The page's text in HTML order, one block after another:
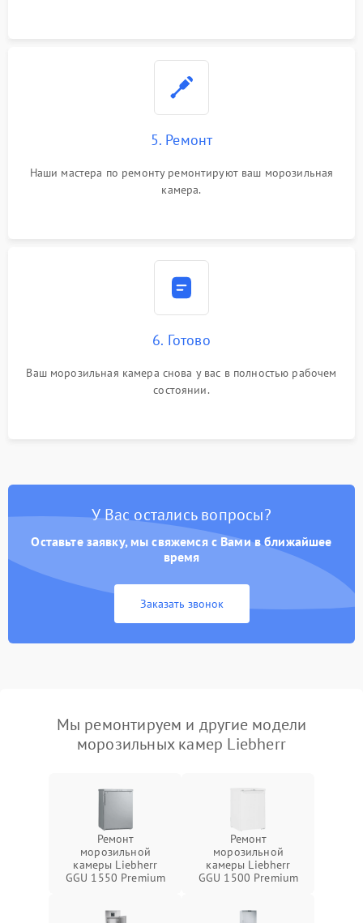
5. Ремонт
Наши мастера по ремонту ремонтируют ваш морозильная
камера.
6. Готово
Ваш морозильная камера снова у вас в полностью рабочем
состоянии.
У Вас остались вопросы?
Оставьте заявку, мы свяжемся с Вами в ближайшее
время
Заказать звонок
Мы ремонтируем и другие модели
морозильных камер Liebherr
Ремонт
морозильной
камеры Liebherr
GGU 1550 Premium
Ремонт
морозильной
камеры Liebherr
GGU 1500 Premium